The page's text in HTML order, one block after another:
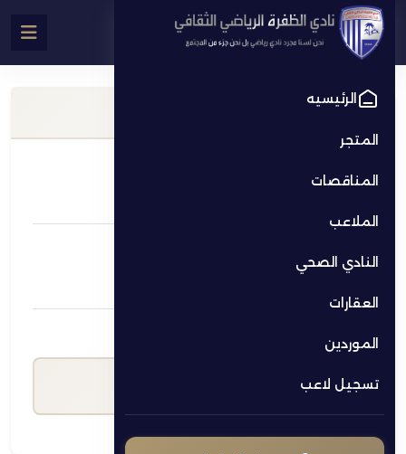
معلومات الملعب
الموقع
سعر الساعة (د.إ)
الرئيسيه
المتجر
المناقصات
الملاعب
النادي الصحي
العقارات
الموردين
تسجيل لاعب